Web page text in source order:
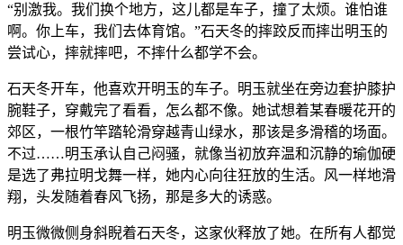
“别激我。我们换个地方，这儿都是车子，撞了太烦。谁怕谁
啊。你上车，我们去体育馆。”石天冬的摔跤反而摔岀明玉的
尝试心，摔就摔吧，不摔什么都学不会。
石天冬开车，他喜欢开明玉的车子。明玉就坐在旁边套护膝护
腕鞋子，穿戴完了看看，怎么都不像。她试想着某春暖花开的
郊区，一根竹竿踏轮滑穿越青山绿水，那该是多滑稽的场面。
不过……明玉承认自己闷骚，就像当初放弃温和沉静的瑜伽硬
是选了弗拉明戈舞一样，她内心向往狂放的生活。风一样地滑
翔，头发随着春风飞扬，那是多大的诱惑。
明玉微微侧身斜睨着石天冬，这家伙释放了她。在所有人都觉